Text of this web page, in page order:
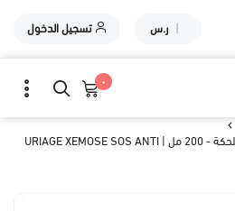
| ر.س تسجيل الدخول
٠
يورياج، زيموس، أس أو أس، بخاخ مضاد للحكة - 200 مل | URIAGE XEMOSE SOS ANTI